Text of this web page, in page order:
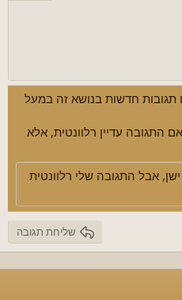
Times
תגובות חדשות בנושא זה במעל
התגובה עדיין רלוונטית, אלא
אבל התגובה שלי רלוונטית
שליחת תגובה